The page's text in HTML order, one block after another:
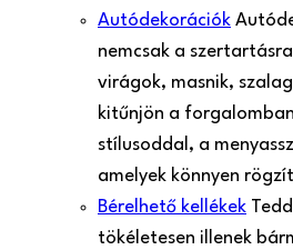
Autódekorációk
nemcsak a
virágok, masnik,
kitűnjön a
stílusoddal, a
amelyek könnyen
Bérelhető kellékek
tökéletesen illenek